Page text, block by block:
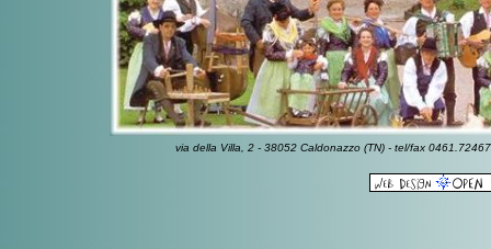
via della Villa, 2 - 38052 Caldonazzo (TN) - tel/fax